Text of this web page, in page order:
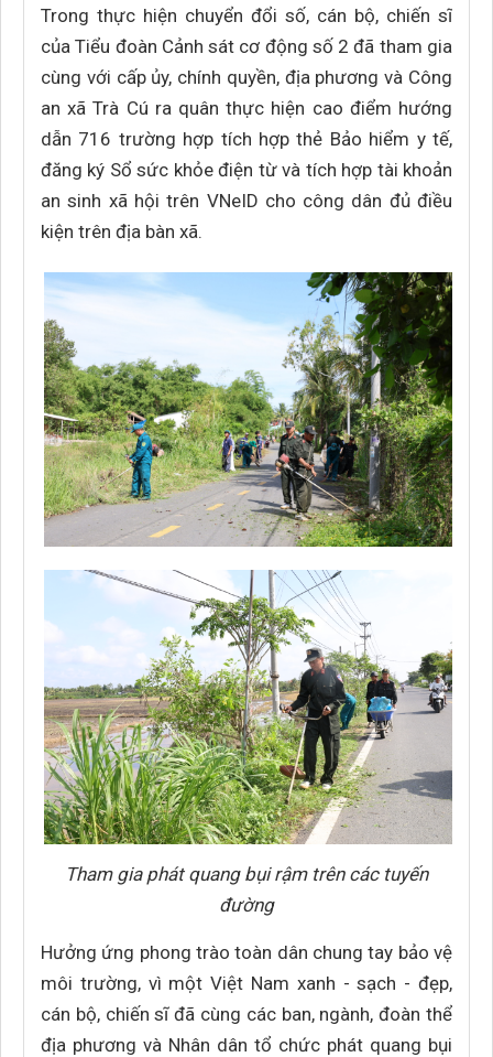
Trong thực hiện chuyển đổi số, cán bộ, chiến sĩ
của Tiểu đoàn Cảnh sát cơ động số 2 đã tham gia
cùng với cấp ủy, chính quyền, địa phương và Công
an xã Trà Cú ra quân thực hiện cao điểm hướng
dẫn 716 trường hợp tích hợp thẻ Bảo hiểm y tế,
đăng ký Sổ sức khỏe điện từ và tích hợp tài khoản
an sinh xã hội trên VNeID cho công dân đủ điều
kiện trên địa bàn xã.
Tham gia phát quang bụi rậm trên các tuyến
đường
Hưởng ứng phong trào toàn dân chung tay bảo vệ
môi trường, vì một Việt Nam xanh - sạch - đẹp,
cán bộ, chiến sĩ đã cùng các ban, ngành, đoàn thể
địa phương và Nhân dân tổ chức phát quang bụi